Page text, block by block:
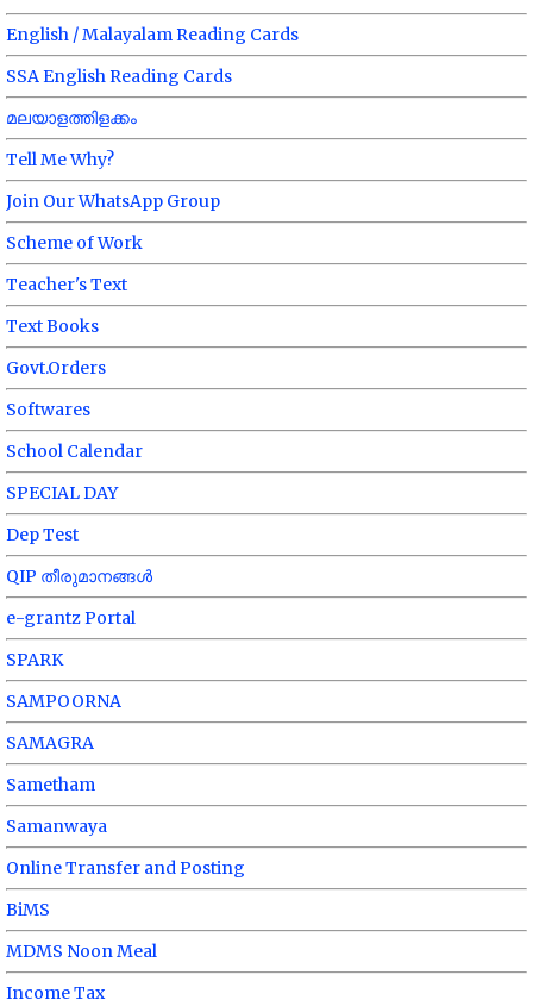
English / Malayalam Reading Cards
SSA English Reading Cards
മലയാളത്തിളക്കം
Tell Me Why?
Join Our WhatsApp Group
Scheme of Work
Teacher's Text
Text Books
Govt.Orders
Softwares
School Calendar
SPECIAL DAY
Dep Test
QIP തീരുമാനങ്ങൾ
e-grantz Portal
SPARK
SAMPOORNA
SAMAGRA
Sametham
Samanwaya
Online Transfer and Posting
BiMS
MDMS Noon Meal
Income Tax